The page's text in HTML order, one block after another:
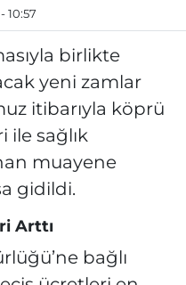
10:57
birlikte
yeni zamlar
itibarıyla köprü
ile sağlık
muayene
gidildi.
Arttı
bağlı